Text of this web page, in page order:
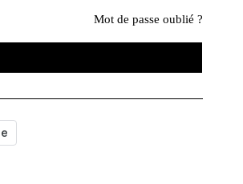
Mot de passe oublié ?